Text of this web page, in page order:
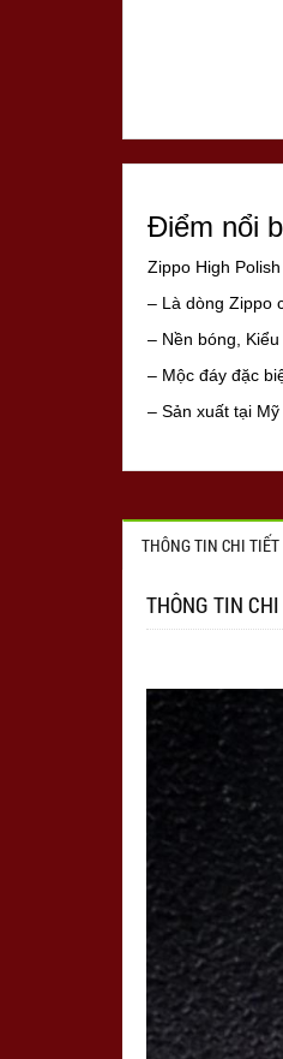
Điểm nổi
Zippo High
– Là dòng Zippo
– Nền bóng,
– Mộc đáy đặc
– Sản xuất tại Mỹ
***Lưu ý: Năm
khách đặt hàng.
THÔNG TIN CHI TIẾT
THÔNG TIN